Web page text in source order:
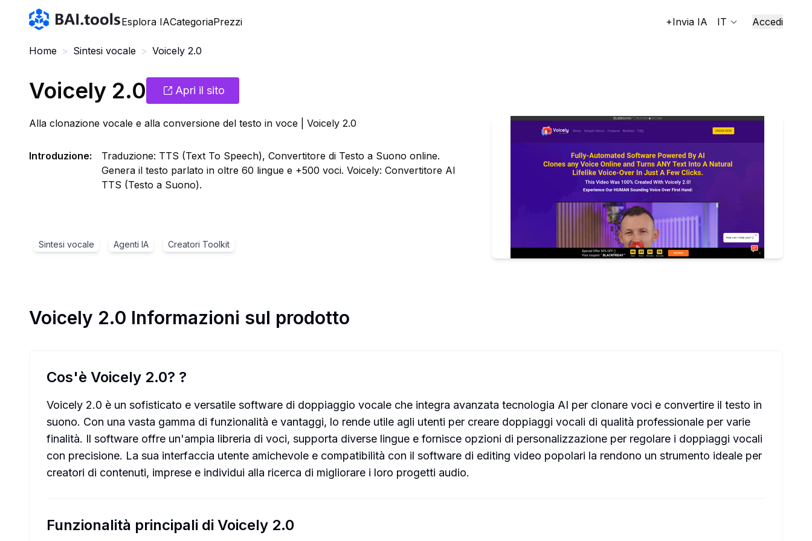
Bai.tools
Esplora IACategoriaPrezzi +Invia IA IT Accedi
Home > Sintesi vocale > Voicely 2.0
Voicely 2.0 Apri il sito
Alla clonazione vocale e alla conversione del testo in voce | Voicely 2.0
Introduzione:
Traduzione: TTS (Text To Speech), Convertitore di Testo a Suono online.
Genera il testo parlato in oltre 60 lingue e +500 voci. Voicely: Convertitore AI
TTS (Testo a Suono).
Sintesi vocale Agenti IA Creatori Toolkit
Voicely 2.0 Informazioni sul prodotto
Cos'è Voicely 2.0? ?
Voicely 2.0 è un sofisticato e versatile software di doppiaggio vocale che integra avanzata tecnologia AI per clonare voci e convertire il testo in
suono. Con una vasta gamma di funzionalità e vantaggi, lo rende utile agli utenti per creare doppiaggi vocali di qualità professionale per varie
finalità. Il software offre un'ampia libreria di voci, supporta diverse lingue e fornisce opzioni di personalizzazione per regolare i doppiaggi vocali
con precisione. La sua interfaccia utente amichevole e compatibilità con il software di editing video popolari la rendono un strumento ideale per
creatori di contenuti, imprese e individui alla ricerca di migliorare i loro progetti audio.
Funzionalità principali di Voicely 2.0